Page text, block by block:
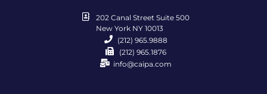
202 Canal Street Suite 500
New York NY 10013
(212) 965.9888
(212) 965.1876
info@caipa.com